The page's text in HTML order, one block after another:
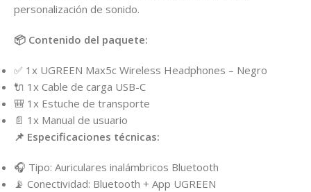
personalización de sonido.
📦 Contenido del paquete:
✅ 1x UGREEN Max5c Wireless Headphones – Negro
🔌 1x Cable de carga USB-C
🎒 1x Estuche de transporte
📄 1x Manual de usuario
📌 Especificaciones técnicas:
🎧 Tipo: Auriculares inalámbricos Bluetooth
📡 Conectividad: Bluetooth + App UGREEN